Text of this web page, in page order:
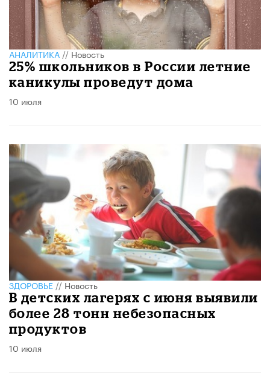
АНАЛИТИКА//Новость
25% школьников в России летние
каникулы проведут дома
10 июля
ЗДОРОВЬЕ//Новость
В детских лагерях с июня выявили
более 28 тонн небезопасных
продуктов
10 июля